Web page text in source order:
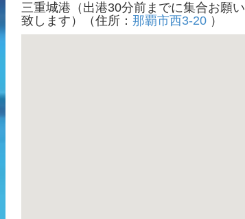
三重城港（出港30分前までに集合お願い
致します）（住所： 那覇市西3-20 ）